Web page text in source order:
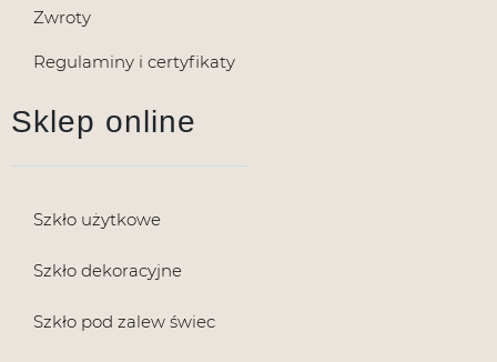
Zwroty
Regulaminy i certyfikaty
Sklep online
Szkło użytkowe
Szkło dekoracyjne
Szkło pod zalew świec